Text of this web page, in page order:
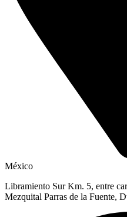
México
Libramiento Sur Km. 5, entre
Mezquital Parras de la Fuente,